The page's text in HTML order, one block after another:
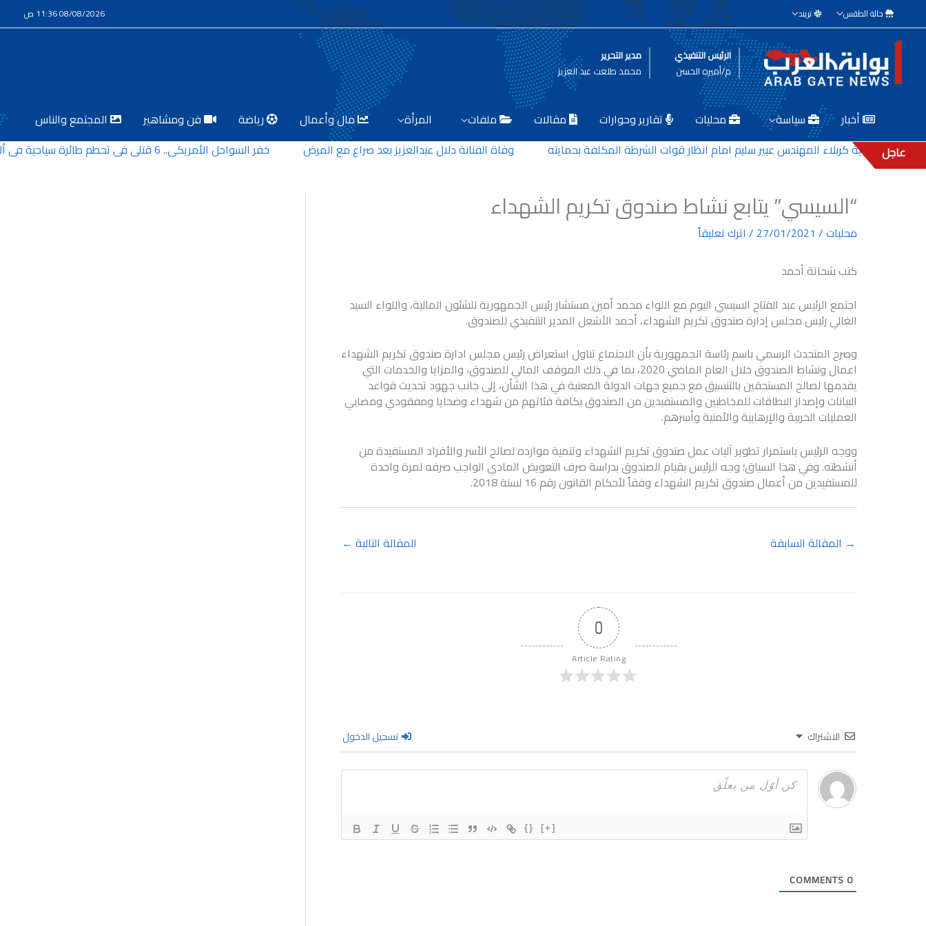
إلى
المحتوى
حالة الطقس تريند 08/08/2026 11:36 ص
الرئيس التنفيذي
م/أميره الحسن
مدير التحرير
محمد طلعت عبد العزيز
أخبار سياسة محليات تقارير وحوارات مقالات ملفات المرأة مال وأعمال رياضة فن ومشاهير
المجتمع والناس
عاجل
مدير بلدية كربلاء المهندس عبير سليم امام انظار قوات الشرطة المكلفة بحمايته وفاة الفنانة دلال عبدالعزيز بعد صراع مع المرض خفر السواحل الأمريكي.. 6 قتلى في تحطم طائرة سياحية في ألاسكا
“السيسي” يتابع نشاط صندوق تكريم الشهداء
محليات/
27/01/2021
/ اترك تعليقاً
كتب شحاتة أحمد
اجتمع الرئيس عبد الفتاح السيسي اليوم مع اللواء محمد أمين مستشار رئيس الجمهورية للشئون المالية، واللواء السيد
الغالي رئيس مجلس إدارة صندوق تكريم الشهداء، أحمد الأشعل المدير التنفيذي للصندوق.
وصرح المتحدث الرسمي باسم رئاسة الجمهورية بأن الاجتماع تناول استعراض رئيس مجلس ادارة صندوق تكريم الشهداء
اعمال ونشاط الصندوق خلال العام الماضي 2020، بما في ذلك الموقف المالي للصندوق، والمزايا والخدمات التي
يقدمها لصالح المستحقين بالتنسيق مع جميع جهات الدولة المعنية في هذا الشأن، إلى جانب جهود تحديث قواعد
البيانات وإصدار البطاقات للمخاطبين والمستفيدين من الصندوق بكافة فئاتهم من شهداء وضحايا ومفقودي ومصابي
العمليات الحربية والإرهابية والأمنية وأسرهم.
ووجه الرئيس باستمرار تطوير آليات عمل صندوق تكريم الشهداء وتنمية موارده لصالح الأسر والأفراد المستفيدة من
أنشطته. وفي هذا السياق؛ وجه الرئيس بقيام الصندوق بدراسة صرف التعويض المادي الواجب صرفه لمرة واحدة
للمستفيدين من أعمال صندوق تكريم الشهداء وفقاً لأحكام القانون رقم 16 لسنة 2018.
→ المقالة السابقة المقالة التالية ←
0
Article Rating
الاشتراك تسجيل الدخول
{} [+]
0